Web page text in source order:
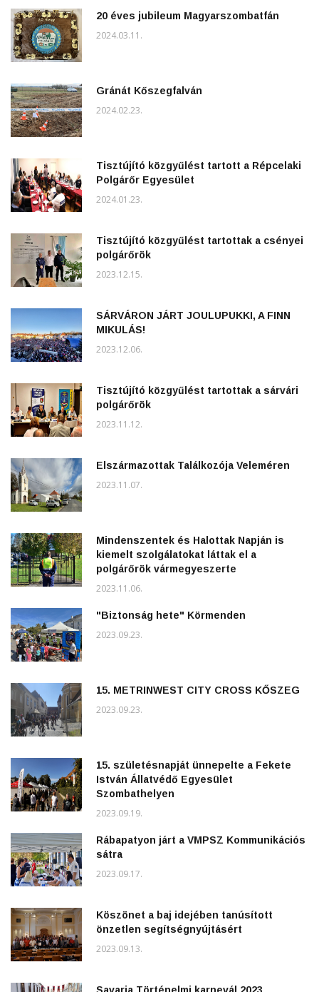
20 éves jubileum Magyarszombatfán
2024.03.11.
Gránát Kőszegfalván
2024.02.23.
Tisztújító közgyűlést tartott a Répcelaki
Polgárőr Egyesület
2024.01.23.
Tisztújító közgyűlést tartottak a csényei
polgárőrök
2023.12.15.
SÁRVÁRON JÁRT JOULUPUKKI, A FINN
MIKULÁS!
2023.12.06.
Tisztújító közgyűlést tartottak a sárvári
polgárőrök
2023.11.12.
Elszármazottak Találkozója Veleméren
2023.11.07.
Mindenszentek és Halottak Napján is
kiemelt szolgálatokat láttak el a
polgárőrök vármegyeszerte
2023.11.06.
"Biztonság hete" Körmenden
2023.09.23.
15. METRINWEST CITY CROSS KŐSZEG
2023.09.23.
15. születésnapját ünnepelte a Fekete
István Állatvédő Egyesület
Szombathelyen
2023.09.19.
Rábapatyon járt a VMPSZ Kommunikációs
sátra
2023.09.17.
Köszönet a baj idejében tanúsított
önzetlen segítségnyújtásért
2023.09.13.